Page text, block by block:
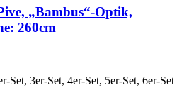
„Bambus“-Optik,
260cm
Set, 3er-Set, 4er-Set, 5er-Set, 6er-Set